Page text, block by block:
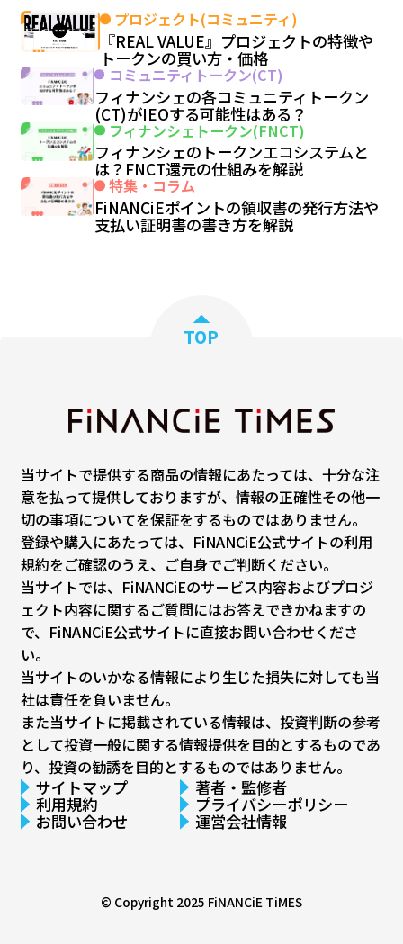
プロジェクト(コミュニティ)
『REAL VALUE』プロジェクトの特徴や
トークンの買い方・価格
コミュニティトークン(CT)
フィナンシェの各コミュニティトークン
(CT)がIEOする可能性はある？
フィナンシェトークン(FNCT)
フィナンシェのトークンエコシステムと
は？FNCT還元の仕組みを解説
特集・コラム
FiNANCiEポイントの領収書の発行方法や
支払い証明書の書き方を解説
TOP
当サイトで提供する商品の情報にあたっては、十分な注
意を払って提供しておりますが、情報の正確性その他一
切の事項についてを保証をするものではありません。
登録や購入にあたっては、FiNANCiE公式サイトの利用
規約をご確認のうえ、ご自身でご判断ください。
当サイトでは、FiNANCiEのサービス内容およびプロジ
ェクト内容に関するご質問にはお答えできかねますの
で、FiNANCiE公式サイトに直接お問い合わせくださ
い。
当サイトのいかなる情報により生じた損失に対しても当
社は責任を負いません。
また当サイトに掲載されている情報は、投資判断の参考
として投資一般に関する情報提供を目的とするものであ
り、投資の勧誘を目的とするものではありません。
サイトマップ 著者・監修者
利用規約 プライバシーポリシー
お問い合わせ 運営会社情報
© Copyright 2025 FiNANCiE TiMES